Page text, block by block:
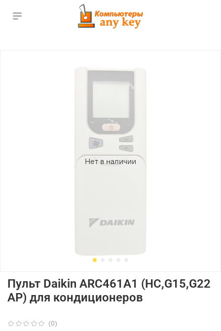
Нет в наличии
(0)
Пульт Daikin ARC461A1 (HC,G15,G22
AP) для кондиционеров